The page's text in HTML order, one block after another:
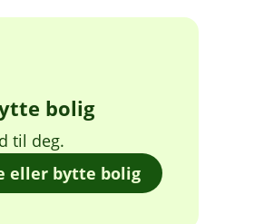
bolig
til deg.
eller bytte bolig